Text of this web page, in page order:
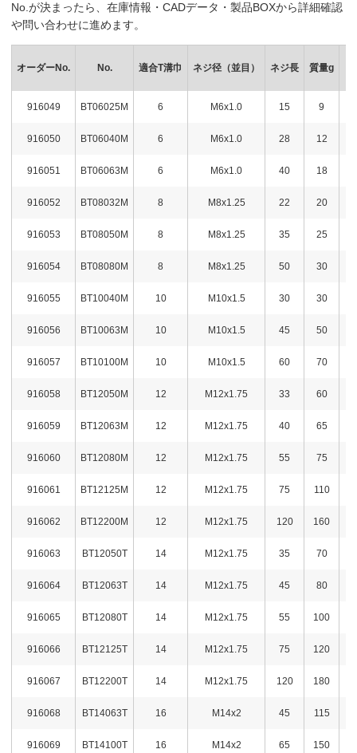
No.が決まったら、在庫情報・CADデータ・製品BOXから詳細確認
や問い合わせに進めます。
オーダーNo. No. 適合T溝巾 ネジ径（並目） ネジ長 質量g
916049 BT06025M 6 M6x1.0 15 9
916050 BT06040M 6 M6x1.0 28 12
916051 BT06063M 6 M6x1.0 40 18
916052 BT08032M 8 M8x1.25 22 20
916053 BT08050M 8 M8x1.25 35 25
916054 BT08080M 8 M8x1.25 50 30
916055 BT10040M 10 M10x1.5 30 30
916056 BT10063M 10 M10x1.5 45 50
916057 BT10100M 10 M10x1.5 60 70
916058 BT12050M 12 M12x1.75 33 60
916059 BT12063M 12 M12x1.75 40 65
916060 BT12080M 12 M12x1.75 55 75
916061 BT12125M 12 M12x1.75 75 110
916062 BT12200M 12 M12x1.75 120 160
916063 BT12050T 14 M12x1.75 35 70
916064 BT12063T 14 M12x1.75 45 80
916065 BT12080T 14 M12x1.75 55 100
916066 BT12125T 14 M12x1.75 75 120
916067 BT12200T 14 M12x1.75 120 180
916068 BT14063T 16 M14x2 45 115
916069 BT14100T 16 M14x2 65 150